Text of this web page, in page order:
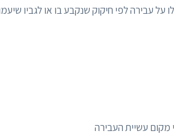
סעיפים 4 ו-5 לא יחולו על עבירה לפי חיקוק שנקבע בו
מקום עשיית העבירה